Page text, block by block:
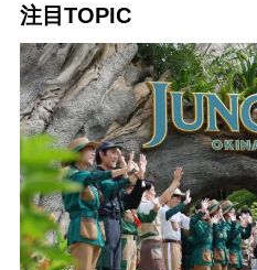
注目TOPIC